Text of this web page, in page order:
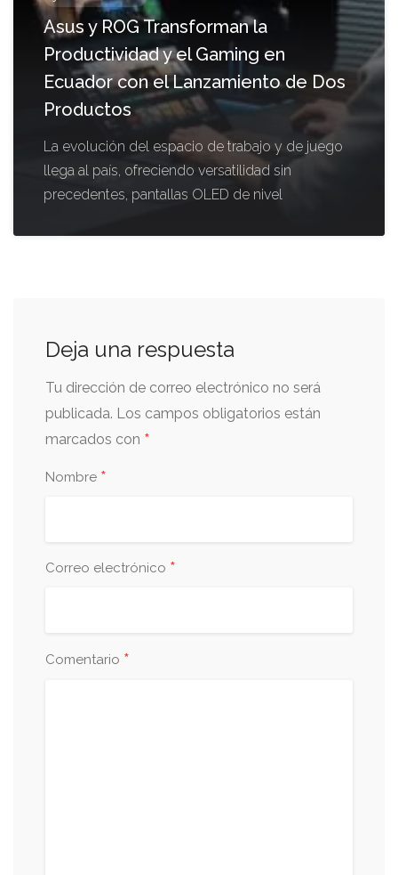
Asus y ROG Transforman la
Productividad y el Gaming en
Ecuador con el Lanzamiento de Dos
Productos
La evolución del espacio de trabajo y de juego
llega al país, ofreciendo versatilidad sin
precedentes, pantallas OLED de nivel
Deja una respuesta
Tu dirección de correo electrónico no será
publicada. Los campos obligatorios están
marcados con *
Nombre *
Correo electrónico *
Comentario *